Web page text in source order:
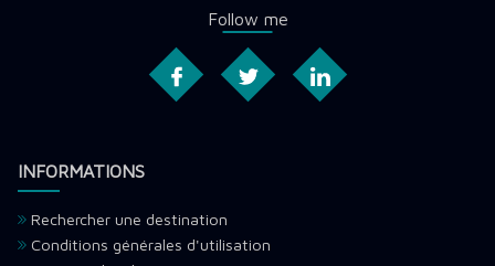
Follow me
INFORMATIONS
Rechercher une destination
Conditions générales d'utilisation